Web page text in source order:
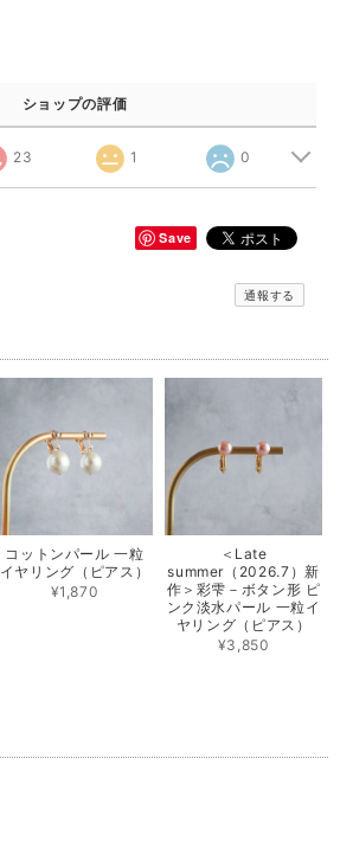
ショップの評価
23 1 0
Save
通報する
コットンパール 一粒
イヤリング（ピアス）
¥1,870
＜Late
summer（2026.7）新
作＞彩雫－ボタン形 ピ
ンク淡水パール 一粒イ
ヤリング（ピアス）
¥3,850